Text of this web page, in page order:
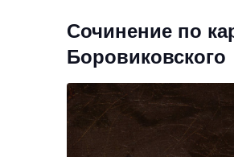
Сочинение по
Боровиковского